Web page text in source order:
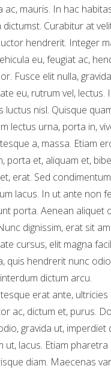
ac, mauris. In hac
dictumst. Curabitur at
hendrerit. Integer
eu, feugiat ac,
Fusce elit nulla,
eu, rutrum vel, lectus.
luctus nisl. Quisque
lectus urna, porta in,
a, massa. Etiam
porta et, aliquam et,
erat. Sed condimentum
lacus. In ut ante non
porta. Aenean aliquet
dignissim, erat sit
cursus, elit magna
quis hendrerit nunc
dictum arcu.
erat ante, ultricies
ac, dictum et, purus.
gravida ut, imperdiet
ut, lacus. Etiam pharetra
diam. Maecenas